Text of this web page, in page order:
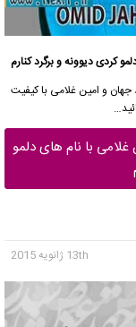
کردی دیوونه و برگرد کنارم
جهان و امین غلامی با کیفیت
با نام های دلمو
13th ژانویه 2015